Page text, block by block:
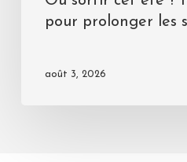
pour prolonger les
août 3, 2026